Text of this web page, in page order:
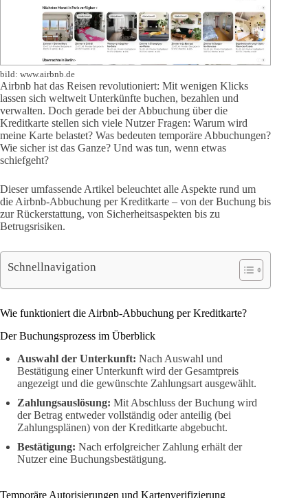
bild: www.airbnb.de
Airbnb hat das Reisen revolutioniert: Mit wenigen Klicks
lassen sich weltweit Unterkünfte buchen, bezahlen und
verwalten. Doch gerade bei der Abbuchung über die
Kreditkarte stellen sich viele Nutzer Fragen: Warum wird
meine Karte belastet? Was bedeuten temporäre Abbuchungen?
Wie sicher ist das Ganze? Und was tun, wenn etwas
schiefgeht?
Dieser umfassende Artikel beleuchtet alle Aspekte rund um
die Airbnb-Abbuchung per Kreditkarte – von der Buchung bis
zur Rückerstattung, von Sicherheitsaspekten bis zu
Betrugsrisiken.
Schnellnavigation
Wie funktioniert die Airbnb-Abbuchung per Kreditkarte?
Der Buchungsprozess im Überblick
Auswahl der Unterkunft: Nach Auswahl und
Bestätigung einer Unterkunft wird der Gesamtpreis
angezeigt und die gewünschte Zahlungsart ausgewählt.
Zahlungsauslösung: Mit Abschluss der Buchung wird
der Betrag entweder vollständig oder anteilig (bei
Zahlungsplänen) von der Kreditkarte abgebucht.
Bestätigung: Nach erfolgreicher Zahlung erhält der
Nutzer eine Buchungsbestätigung.
Temporäre Autorisierungen und Kartenverifizierung